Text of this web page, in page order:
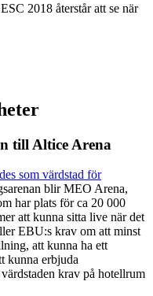
2018 återstår att se när
till Altice Arena
som värdstad för
blir MEO Arena,
har plats för ca 20 000
att kunna sitta live när det
EBU:s krav om att minst
att kunna ha ett
kunna erbjuda
krav på hotellrum